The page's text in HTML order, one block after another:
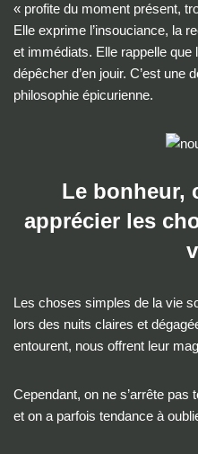
« profite du moment présent,
Elle exprime l’insouciance, la
et immédiats. Elle rappelle que
dépêcher d’en jouir. C’est une
philosophie épicurienne.
Le bonheur,
apprécier les
Les choses simples de la vie
lors des nuits claires et
entourent, nous offrent leur
Cependant, on ne s’arrête pas
et on a parfois tendance à